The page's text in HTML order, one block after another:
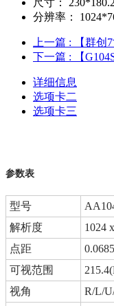
分辨率：
上一篇 : 【群创
下一篇 : 【
详细信息
选项卡二
选项卡三
参数表
型号
解析度
1024
点距
可视范围
视角
R/L/